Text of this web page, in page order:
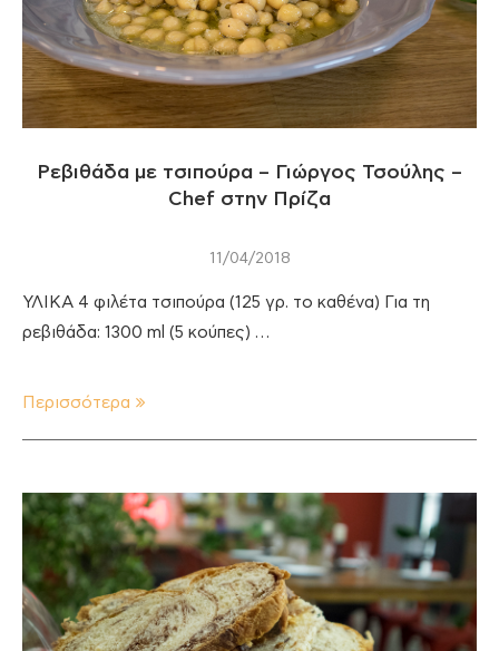
Ρεβιθάδα με τσιπούρα – Γιώργος Τσούλης –
Chef στην Πρίζα
11/04/2018
ΥΛΙΚΑ 4 φιλέτα τσιπούρα (125 γρ. το καθένα) Για τη
ρεβιθάδα: 1300 ml (5 κούπες) …
Περισσότερα